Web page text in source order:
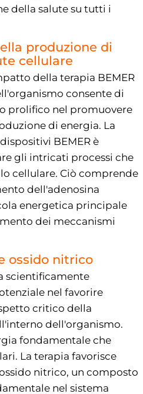
della salute su tutti i
produzione di
cellulare
della terapia BEMER
consente di
prolifico nel promuovere
di energia. La
BEMER è
gli intricati processi che
cellulare. Ciò comprende
dell'adenosina
energetica principale
dei meccanismi
ossido nitrico
scientificamente
nel favorire
critico della
dell'organismo.
fondamentale che
La terapia favorisce
nitrico, un composto
nel sistema